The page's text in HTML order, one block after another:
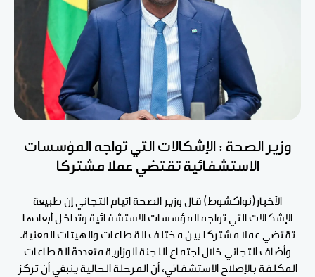
وزير الصحة : الإشكالات التي تواجه المؤسسات
الاستشفائية تقتضي عملا مشتركا
الأخبار(نواكشوط) قال وزير الصحة اتيام التجاني إن طبيعة
الإشكالات التي تواجه المؤسسات الاستشفائية وتداخل أبعادها
تقتضي عملا مشتركا بين مختلف القطاعات والهيئات المعنية.
وأضاف التجاني خلال اجتماع اللجنة الوزارية متعددة القطاعات
المكلفة بالإصلاح الاستشفائي، أن المرحلة الحالية ينبغي أن تركز